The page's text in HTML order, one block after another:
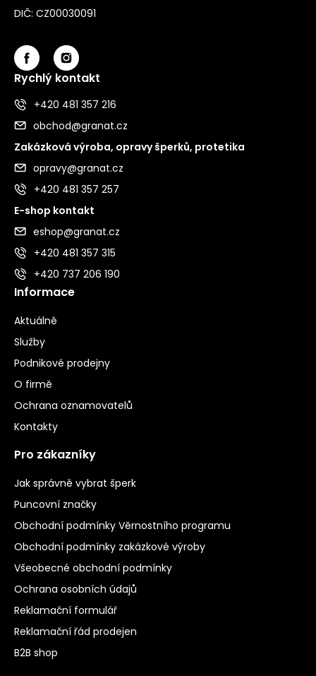
DIČ: CZ00030091
Rychlý kontakt
+420 481 357 216
obchod@granat.cz
Zakázková výroba, opravy šperků, protetika
opravy@granat.cz
+420 481 357 257
E-shop kontakt
eshop@granat.cz
+420 481 357 315
+420 737 206 190
Informace
Aktuálně
Služby
Podnikové prodejny
O firmě
Ochrana oznamovatelů
Kontakty
Pro zákazníky
Jak správně vybrat šperk
Puncovní značky
Obchodní podmínky Věrnostního programu
Obchodní podmínky zakázkové výroby
Všeobecné obchodní podmínky
Ochrana osobních údajů
Reklamační formulář
Reklamační řád prodejen
B2B shop